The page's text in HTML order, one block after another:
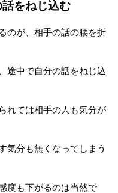
をねじ込む
のが、相手の話の腰を折
途中で自分の話をねじ込
れては相手の人も気分が
気分も無くなってしまう
度も下がるのは当然で